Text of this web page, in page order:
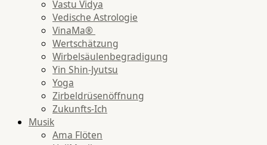
Vastu Vidya
Vedische Astrologie
VinaMa®
Wertschätzung
Wirbelsäulenbegradigung
Yin Shin-Jyutsu
Yoga
Zirbeldrüsenöffnung
Zukunfts-Ich
Musik
Ama Flöten